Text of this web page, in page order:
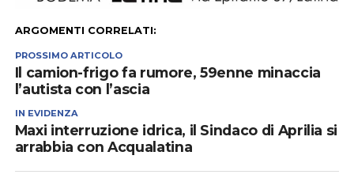
ARGOMENTI CORRELATI:
PROSSIMO ARTICOLO
Il camion-frigo fa rumore, 59enne minaccia
l’autista con l’ascia
IN EVIDENZA
Maxi interruzione idrica, il Sindaco di Aprilia si
arrabbia con Acqualatina